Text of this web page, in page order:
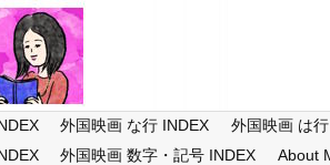
外国映画 な行 INDEX
外国映画 は
外国映画 数字・記号 INDEX About